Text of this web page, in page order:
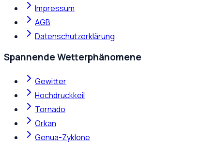
Impressum
AGB
Datenschutzerklärung
Spannende Wetterphänomene
Gewitter
Hochdruckkeil
Tornado
Orkan
Genua-Zyklone